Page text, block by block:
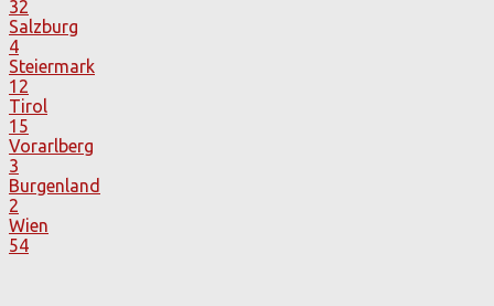
32
Salzburg
4
Steiermark
12
Tirol
15
Vorarlberg
3
Burgenland
2
Wien
54